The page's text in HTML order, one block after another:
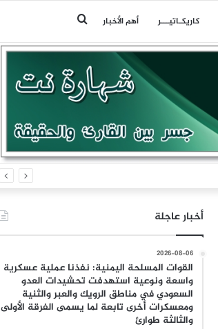
كاريكـاتيـــر أهم الأخبار بحث
أخبار عاجلة
2026-08-06
القوات المسلحة اليمنية: نفذنا عملية عسكرية
واسعة ونوعية استهدفت تحشيدات العدو
السعودي في مناطق الرويك والعبر والثنية
ومعسكرات أخرى تابعة لما يسمى الفرقة الأولى
والثالثة طوارئ